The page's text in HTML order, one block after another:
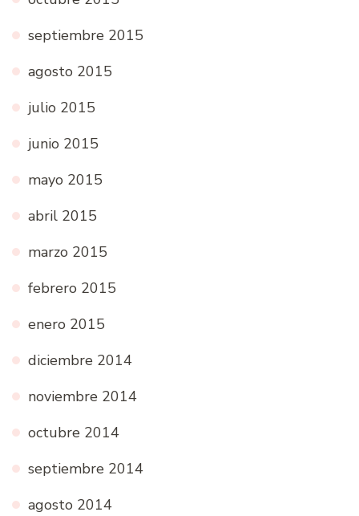
septiembre 2015
agosto 2015
julio 2015
junio 2015
mayo 2015
abril 2015
marzo 2015
febrero 2015
enero 2015
diciembre 2014
noviembre 2014
octubre 2014
septiembre 2014
agosto 2014